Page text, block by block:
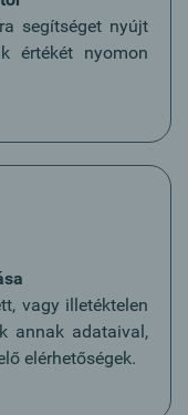
segítséget nyújt
értékét nyomon
vagy illetéktelen
annak adataival,
elérhetőségek.